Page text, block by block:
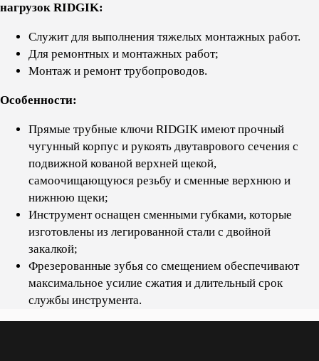
нагрузок RIDGIK:
Служит для выполнения тяжелых монтажных работ.
Для ремонтных и монтажных работ;
Монтаж и ремонт трубопроводов.
Особенности:
Прямые трубные ключи RIDGIK имеют прочный
чугунный корпус и рукоять двутаврового сечения с
подвижной кованой верхней щекой,
самоочищающуюся резьбу и сменные верхнюю и
нижнюю щеки;
Инструмент оснащен сменными губками, которые
изготовлены из легированной стали с двойной
закалкой;
Фрезерованные зубья со смещением обеспечивают
максимальное усилие сжатия и длительный срок
службы инструмента.